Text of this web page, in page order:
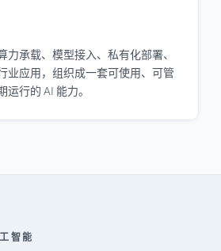
力承载、模型接入、私有化部署、
业应用，组织成一套可使用、可管
行的 AI 能力。
智能